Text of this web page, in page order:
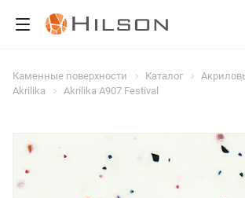
Каменные поверхности Каталог
Akrilika
Akrilika A907 Festival